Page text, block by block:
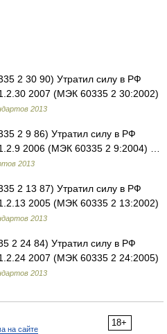
2 30 90) Утратил силу в РФ
2007 (МЭК 60335 2 30:2002)
2013
2 9 86) Утратил силу в РФ
2006 (МЭК 60335 2 9:2004) …
2013
2 13 87) Утратил силу в РФ
2005 (МЭК 60335 2 13:2002)
2013
2 24 84) Утратил силу в РФ
2007 (МЭК 60335 2 24:2005)
2013
18+
на сайте